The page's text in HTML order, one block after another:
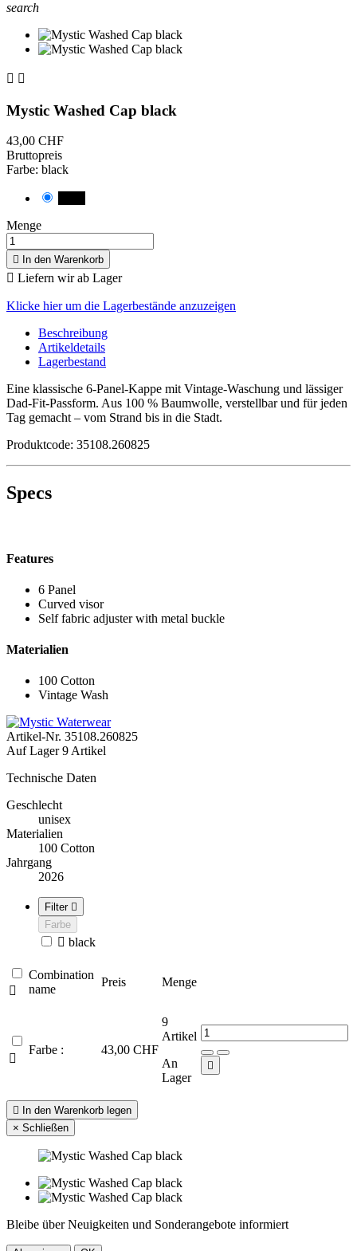
search
 
Mystic Washed Cap black
43,00 CHF
Bruttopreis
Farbe: black
Menge
 In den Warenkorb
 Liefern wir ab Lager
Klicke hier um die Lagerbestände anzuzeigen
Beschreibung
Artikeldetails
Lagerbestand
Eine klassische 6-Panel-Kappe mit Vintage-Waschung und lässiger
Dad-Fit-Passform. Aus 100 % Baumwolle, verstellbar und für jeden
Tag gemacht – vom Strand bis in die Stadt.
Produktcode: 35108.260825
Specs
Features
6 Panel
Curved visor
Self fabric adjuster with metal buckle
Materialien
100 Cotton
Vintage Wash
Artikel-Nr. 35108.260825
Auf Lager 9 Artikel
Technische Daten
Geschlecht
unisex
Materialien
100 Cotton
Jahrgang
2026
Filter 
Farbe
 black

Combination
name
Preis Menge

Farbe : 43,00 CHF
9
Artikel
An
Lager


In den Warenkorb legen
× Schließen
Bleibe über Neuigkeiten und Sonderangebote informiert